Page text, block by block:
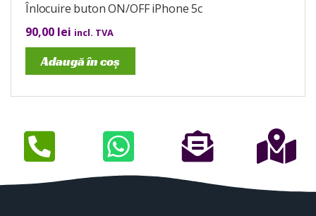
Înlocuire buton ON/OFF iPhone 5c
90,00 lei incl. TVA
Adaugă în coș